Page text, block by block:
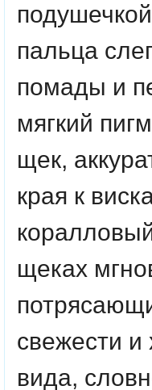
пальца
помады и
мягкий
щек,
края к
щеках
свежести и
вида,